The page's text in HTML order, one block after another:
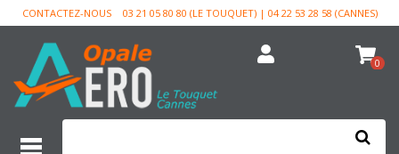
CONTACTEZ-NOUS 03 21 05 80 80 (LE TOUQUET) | 04 22 53 28 58 (CANNES)
0